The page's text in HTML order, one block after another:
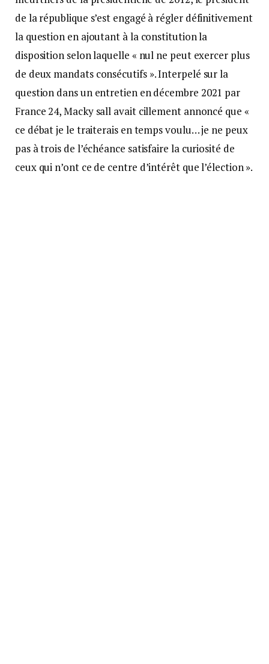
de la république s’est engagé à régler définitivement
la question en ajoutant à la constitution la
disposition selon laquelle « nul ne peut exercer plus
de deux mandats consécutifs ». Interpelé sur la
question dans un entretien en décembre 2021 par
France 24, Macky sall avait cillement annoncé que «
ce débat je le traiterais en temps voulu… je ne peux
pas à trois de l’échéance satisfaire la curiosité de
ceux qui n’ont ce de centre d’intérêt que l’élection ».